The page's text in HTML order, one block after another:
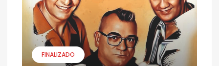
FINALIZADO